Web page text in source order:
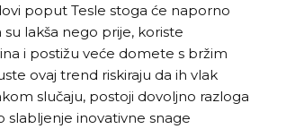
poput Tesle stoga će naporno
lakša nego prije, koriste
i postižu veće domete s bržim
ovaj trend riskiraju da ih vlak
slučaju, postoji dovoljno razloga
inovativne snage